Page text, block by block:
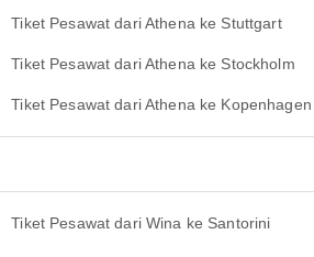
Tiket Pesawat dari Athena ke Stuttgart
Tiket Pesawat dari Athena ke Stockholm
Tiket Pesawat dari Athena ke Kopenhagen
Tiket Pesawat dari Wina ke Santorini